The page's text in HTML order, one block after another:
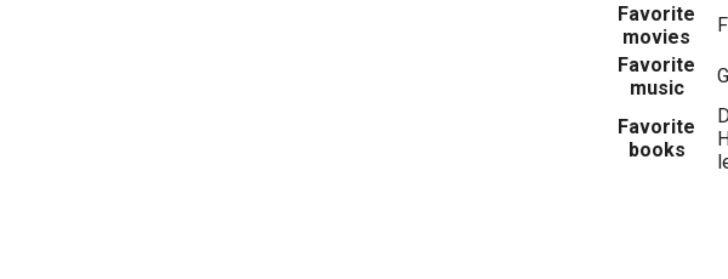
Favorite
movies
Favorite
music
Favorite
books